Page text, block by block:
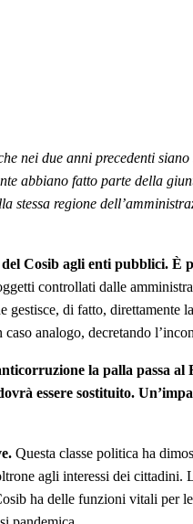
nei due anni precedenti
abbiano fatto parte della
stessa regione
Cosib agli enti pubblici. È
controllati dalle
di fatto,
analogo, decretando
la palla passa
essere sostituito.
Questa classe politica ha
agli interessi dei
ha delle funzioni vitali per